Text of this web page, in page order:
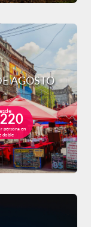
AGOSTO
220
persona en
doble